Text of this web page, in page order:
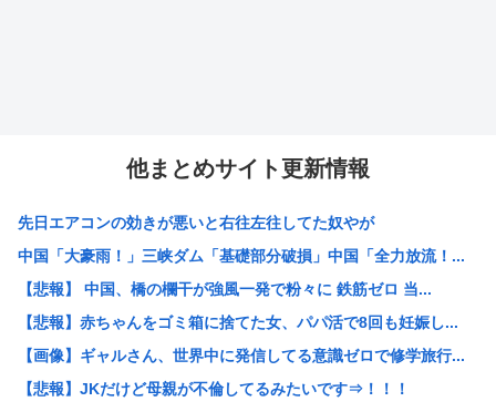
他まとめサイト更新情報
先日エアコンの効きが悪いと右往左往してた奴やが
中国「大豪雨！」三峡ダム「基礎部分破損」中国「全力放流！...
【悲報】 中国、橋の欄干が強風一発で粉々に 鉄筋ゼロ 当...
【悲報】赤ちゃんをゴミ箱に捨てた女、パパ活で8回も妊娠し...
【画像】ギャルさん、世界中に発信してる意識ゼロで修学旅行...
【悲報】JKだけど母親が不倫してるみたいです⇒！！！